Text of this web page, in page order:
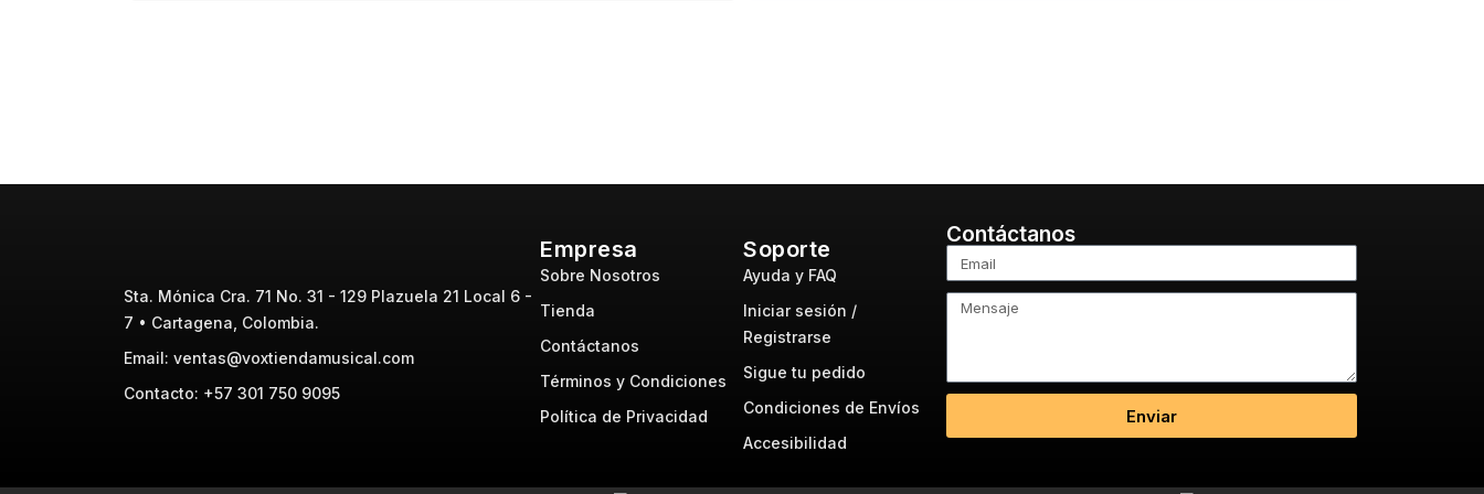
Sta. Mónica Cra. 71 No. 31 - 129 Plazuela 21 Local 6 -
7 • Cartagena, Colombia.
Email: ventas@voxtiendamusical.com
Contacto: +57 301 750 9095
Empresa
Sobre Nosotros
Tienda
Contáctanos
Términos y Condiciones
Política de Privacidad
Soporte
Ayuda y FAQ
Iniciar sesión /
Registrarse
Sigue tu pedido
Condiciones de Envíos
Accesibilidad
Contáctanos
Enviar